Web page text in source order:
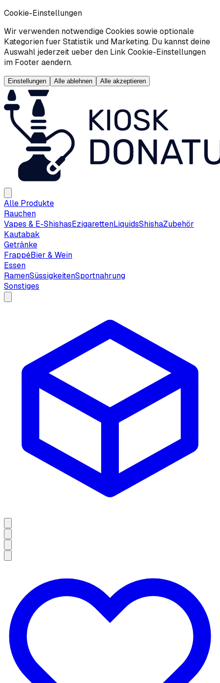
Cookie-Einstellungen
Wir verwenden notwendige Cookies sowie optionale
Kategorien fuer Statistik und Marketing. Du kannst deine
Auswahl jederzeit ueber den Link Cookie-Einstellungen
im Footer aendern.
Einstellungen Alle ablehnen Alle akzeptieren
Alle Produkte
Rauchen
Vapes & E-ShishasEzigarettenLiquidsShishaZubehör
Kautabak
Getränke
FrappéBier & Wein
Essen
RamenSüssigkeitenSportnahrung
Sonstiges